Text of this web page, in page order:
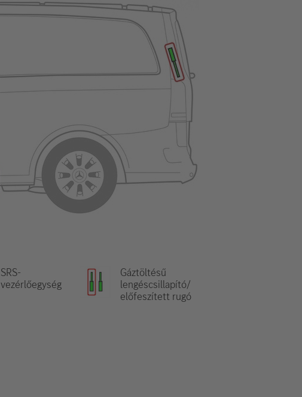
SRS-
vezérlőegység
Gáztöltésű
lengéscsillapító/
előfeszített rugó